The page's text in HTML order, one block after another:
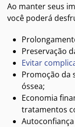
Ao manter seus
você poderá
Preservação
Evitar
Promoção da
óssea;
Economia
tratamentos